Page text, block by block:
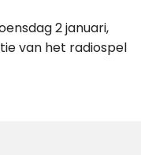
2 januari,
van het radiospel